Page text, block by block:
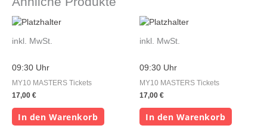
inkl. MwSt.
09:30 Uhr
MY10 MASTERS Tickets
17,00 €
In den Warenkorb
inkl. MwSt.
09:30 Uhr
MY10 MASTERS Tickets
17,00 €
In den Warenkorb